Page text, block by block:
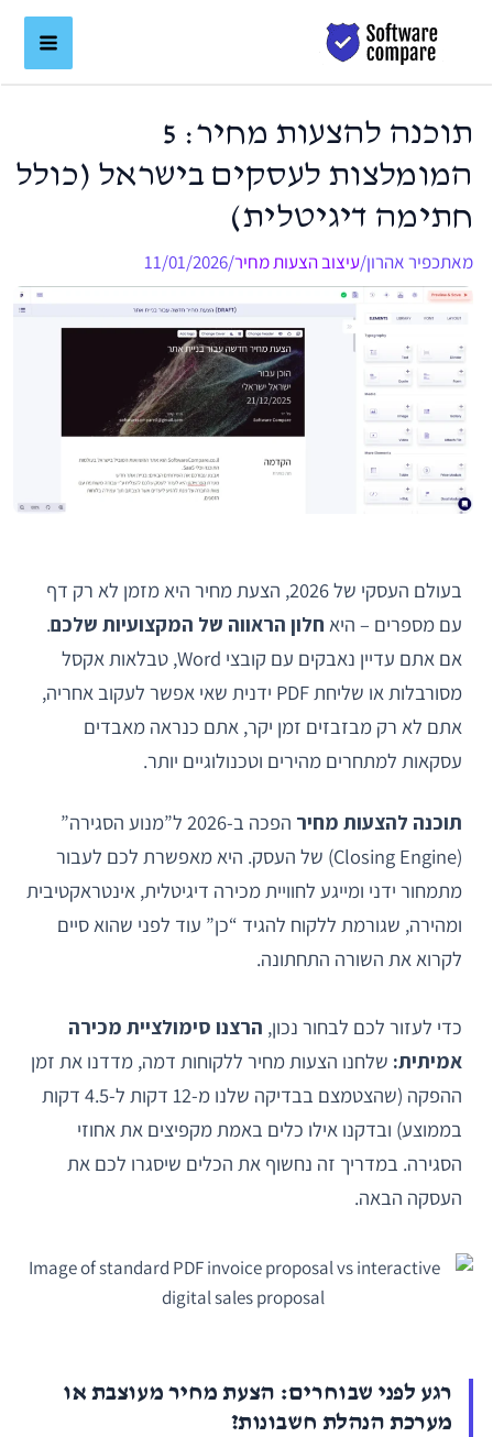
תוכנה להצעות מחיר: 5
המומלצות לעסקים בישראל (כולל
חתימה דיגיטלית)
מאתכפיר אהרון/עיצוב הצעות מחיר/
11/01/2026
בעולם העסקי של 2026, הצעת מחיר היא מזמן לא רק דף
עם מספרים – היא חלון הראווה של המקצועיות שלכם.
אם אתם עדיין נאבקים עם קובצי Word, טבלאות אקסל
מסורבלות או שליחת PDF ידנית שאי אפשר לעקוב אחריה,
אתם לא רק מבזבזים זמן יקר, אתם כנראה מאבדים
עסקאות למתחרים מהירים וטכנולוגיים יותר.
תוכנה להצעות מחיר
הפכה ב-2026 ל”מנוע הסגירה”
(Closing Engine) של העסק. היא מאפשרת לכם לעבור
מתמחור ידני ומייגע לחוויית מכירה דיגיטלית, אינטראקטיבית
ומהירה, שגורמת ללקוח להגיד “כן” עוד לפני שהוא סיים
לקרוא את השורה התחתונה.
כדי לעזור לכם לבחור נכון, הרצנו סימולציית מכירה
אמיתית: שלחנו הצעות מחיר ללקוחות דמה, מדדנו את זמן
ההפקה (שהצטמצם בבדיקה שלנו מ-12 דקות ל-4.5 דקות
בממוצע) ובדקנו אילו כלים באמת מקפיצים את אחוזי
הסגירה. במדריך זה נחשוף את הכלים שיסגרו לכם את
העסקה הבאה.
רגע לפני שבוחרים: הצעת מחיר מעוצבת או
מערכת הנהלת חשבונות?